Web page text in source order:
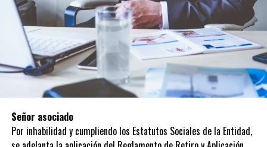
Señor asociado
Por inhabilidad y cumpliendo los Estatutos Sociales de la Entidad,